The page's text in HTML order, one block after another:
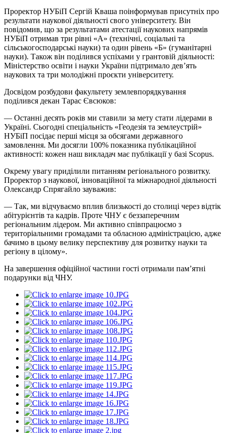
Проректор НУБіП Сергій Кваша поінформував присутніх про
результати наукової діяльності свого університету. Він
повідомив, що за результатами атестації наукових напрямів
НУБіП отримав три рівні «А» (технічні, соціальні та
сільськогосподарські науки) та один рівень «Б» (гуманітарні
науки). Також він поділився успіхами у грантовій діяльності:
Міністерство освіти і науки України підтримало дев’ять
наукових та три молодіжні проєкти університету.
Досвідом розбудови факультету землевпорядкування
поділився декан Тарас Євсюков:
— Останні десять років ми ставили за мету стати лідерами в
Україні. Сьогодні спеціальність «Геодезія та землеустрій»
НУБіП посідає перші місця за обсягами державного
замовлення. Ми досягли 100% показника публікаційної
активності: кожен наш викладач має публікації у базі Scopus.
Окрему увагу приділили питанням регіонального розвитку.
Проректор з наукової, інноваційної та міжнародної діяльності
Олександр Спрягайло зауважив:
— Так, ми відчуваємо вплив близькості до столиці через відтік
абітурієнтів та кадрів. Проте ЧНУ є беззаперечним
регіональним лідером. Ми активно співпрацюємо з
територіальними громадами та обласною адміністрацією, адже
бачимо в цьому велику перспективу для розвитку науки та
регіону в цілому».
На завершення офіційної частини гості отримали пам’ятні
подарунки від ЧНУ.